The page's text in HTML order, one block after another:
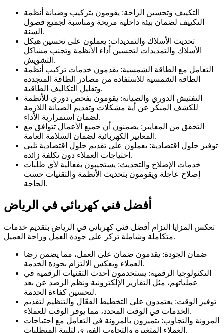
التكييف وتحسين الراحة: يقومون بتركيب وصيانة أنظمة
التكييف لضمان بيئة داخلية مريحة ومناسبة لجميع فصول
السنة.
تحديث الأسلاك والتمديدات: يعملون على تحسين هيكل
الأسلاك والتمديدات لتحسين أداء الأنظمة وتجنب مشاكل
التشويش.
التعامل مع الطاقة الشمسية: يقدمون خدمات تركيب أنظمة
الطاقة الشمسية للاستفادة من مصادر الطاقة المتجددة
وتقليل التكاليف الطاقية.
التفتيش الدوري والصيانة: يقومون بفحص دوري للأنظمة
للكشف المبكر عن أية مشكلات وتقديم الصيانة اللازمة
لضمان استمرارية الأداء.
التحقق من المعايير: يضمنون أن جميع الأعمال تتوافق مع
المعايير الكهربائية لضمان السلامة العامة.
توفير حلول اقتصادية: يعملون على تقديم حلول اقتصادية تلبي
احتياجات العملاء دون تكلفة زائدة.
خدمات الإصلاح والتحديث: يستجيبون بفعالية لأي طلبات
إصلاح عاجلة ويقومون بتحديث الأنظمة والتقنيات حسب
الحاجة.
أفضل فني كهربائي في الرياض
تعكس المزايا التزام أفضل فني كهربائي في الرياض بتقديم خدمات
متكاملة وشاملة تركز على جودة العمل وراحة العميل.
ضمان الجودة: يقدمون ضمان على العمل، مما يضمن رضا
العملاء ويعكس الالتزام بجودة الخدمة.
التكنولوجيا الرقمية: يستخدمون أحدث التقنيات الرقمية في
عملياتهم، مثل التقارير الإلكترونية ونظم الرصد عن بعد
لتحسين كفاءة الخدمة.
توفير الوقت: يعتمدون على التخطيط الفعّال والتنظيم لتقديم
الخدمات في الوقت المحدد، مما يوفر الوقت للعملاء.
المرونة والتجاوب: يتميزون بالمرونة في التعامل مع احتياجات
العملاء المتغيرة والتجاوب الفوري لتلبية المتطلبات.